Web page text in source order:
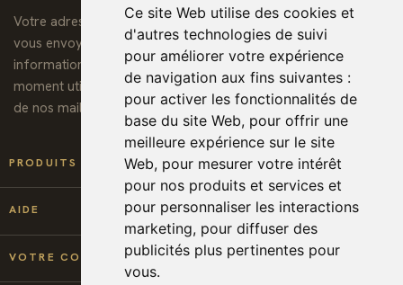
Ce site Web utilise des cookies et
d'autres technologies de suivi
pour améliorer votre expérience
de navigation aux fins suivantes :
pour activer les fonctionnalités de
base du site Web, pour offrir une
meilleure expérience sur le site
Web, pour mesurer votre intérêt
pour nos produits et services et
pour personnaliser les interactions
marketing, pour diffuser des
publicités plus pertinentes pour
vous.
Votre adresse de messagerie est uniquement utilisée pour
vous envoyer notre lettre d'information ainsi que des
informations concernant nos activités. Vous pouvez à tout
moment utiliser le lien de désabonnement intégré dans chacun
de nos mails.
PRODUITS
AIDE
VOTRE COMPTE